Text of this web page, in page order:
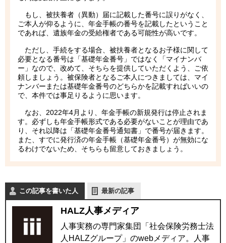
もし、被扶養者（異動）届に記載した番号に誤りがなく、
ご本人が仰るように、年金手帳の番号を記載したということ
であれば、遺族年金の受給権者である可能性が高いです。
ただし、手続をする場合、被扶養者となるお子様に関して
必要となる番号は「基礎年金番号」ではなく「マイナンバ
ー」なので、改めて、そちらを提供していただくよう、ご依
頼しましょう。被保険者となるご本人につきましては、マイ
ナンバーまたは基礎年金番号のどちらかを記載すればいいの
で、本件では事足りるように思います。
なお、2022年4月より、年金手帳の新規発行は停止されま
す。必ずしも年金手帳形式である必要がないことが理由であ
り、それ以降は「基礎年金番号通知書」で番号が届きます。
また、すでに発行済の年金手帳（基礎年金番号）が無効にな
るわけでないため、そちらも留意しておきましょう。
この記事を書いた人 最新の記事
HALZ人事メディア
人事実務の専門家集団「社会保険労務士法
人HALZグループ」のwebメディア。人事